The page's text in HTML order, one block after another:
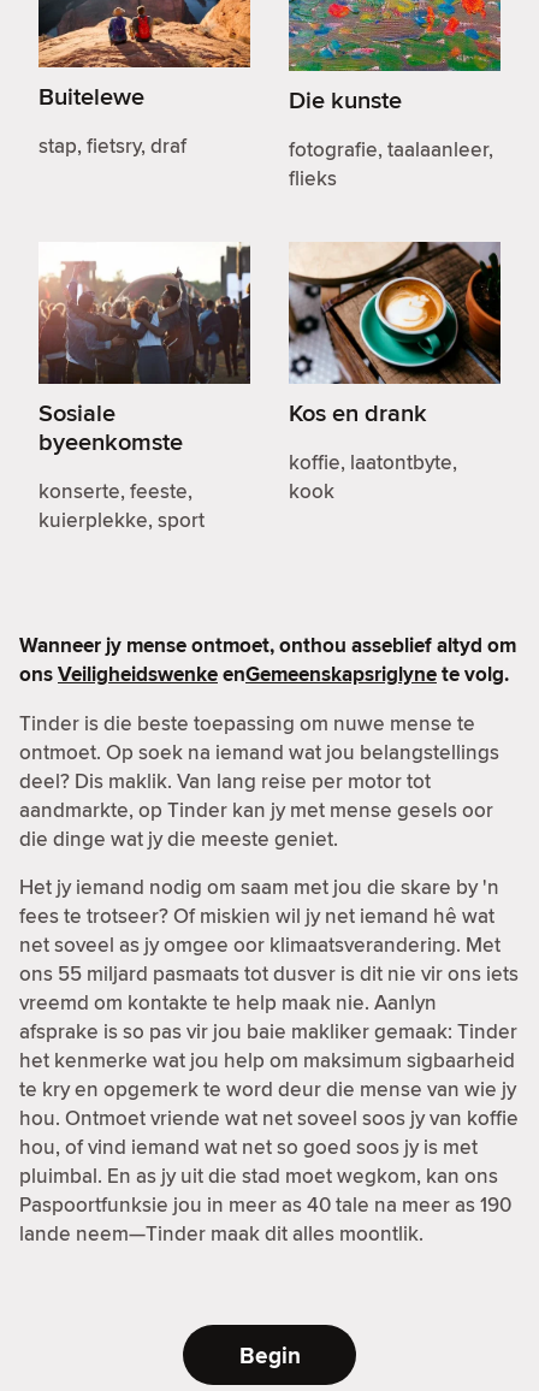
Buitelewe
stap, fietsry, draf
Die kunste
fotografie, taalaanleer,
flieks
Sosiale
byeenkomste
konserte, feeste,
kuierplekke, sport
Kos en drank
koffie, laatontbyte,
kook
Wanneer jy mense ontmoet, onthou asseblief altyd om
onsVeiligheidswenkeenGemeenskapsriglynete volg.
Tinder is die beste toepassing om nuwe mense te
ontmoet. Op soek na iemand wat jou belangstellings
deel? Dis maklik. Van lang reise per motor tot
aandmarkte, op Tinder kan jy met mense gesels oor
die dinge wat jy die meeste geniet.
Het jy iemand nodig om saam met jou die skare by 'n
fees te trotseer? Of miskien wil jy net iemand hê wat
net soveel as jy omgee oor klimaatsverandering. Met
ons 55 miljard pasmaats tot dusver is dit nie vir ons iets
vreemd om kontakte te help maak nie. Aanlyn
afsprake is so pas vir jou baie makliker gemaak: Tinder
het kenmerke wat jou help om maksimum sigbaarheid
te kry en opgemerk te word deur die mense van wie jy
hou. Ontmoet vriende wat net soveel soos jy van koffie
hou, of vind iemand wat net so goed soos jy is met
pluimbal. En as jy uit die stad moet wegkom, kan ons
Paspoortfunksie jou in meer as 40 tale na meer as 190
lande neem—Tinder maak dit alles moontlik.
Begin